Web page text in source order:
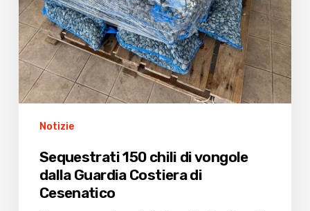
Notizie
Sequestrati 150 chili di vongole
dalla Guardia Costiera di
Cesenatico